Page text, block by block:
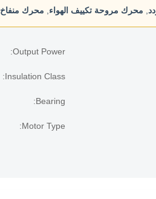
محرك مروحة تكييف الهواء محرك منفاخ HVAC 1600 دورة في الدقيقة
Output Power:
Insulation Class:
Bearing:
Motor Type: